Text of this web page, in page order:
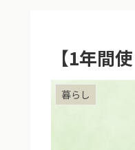
【1年間
暮らし